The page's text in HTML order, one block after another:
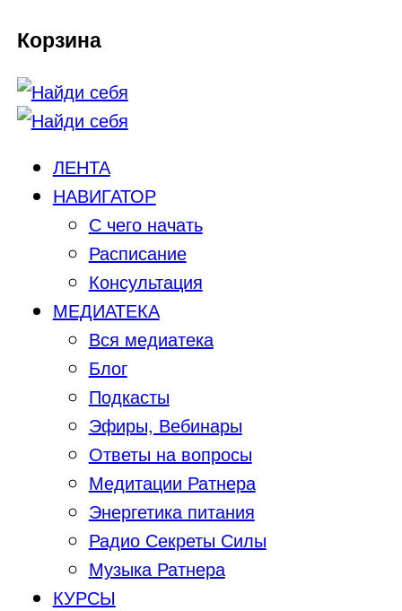
Корзина
ЛЕНТА
НАВИГАТОР
С чего начать
Расписание
Консультация
МЕДИАТЕКА
Вся медиатека
Блог
Подкасты
Эфиры, Вебинары
Ответы на вопросы
Медитации Ратнера
Энергетика питания
Радио Секреты Силы
Музыка Ратнера
КУРСЫ